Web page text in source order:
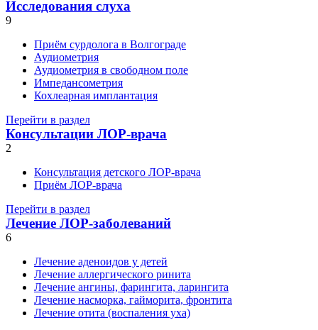
Исследования слуха
9
Приём сурдолога в Волгограде
Аудиометрия
Аудиометрия в свободном поле
Импедансометрия
Кохлеарная имплантация
Перейти в раздел
Консультации ЛОР-врача
2
Консультация детского ЛОР-врача
Приём ЛОР-врача
Перейти в раздел
Лечение ЛОР-заболеваний
6
Лечение аденоидов у детей
Лечение аллергического ринита
Лечение ангины, фарингита, ларингита
Лечение насморка, гайморита, фронтита
Лечение отита (воспаления уха)